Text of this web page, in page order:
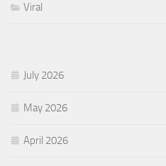
Viral
July 2026
May 2026
April 2026